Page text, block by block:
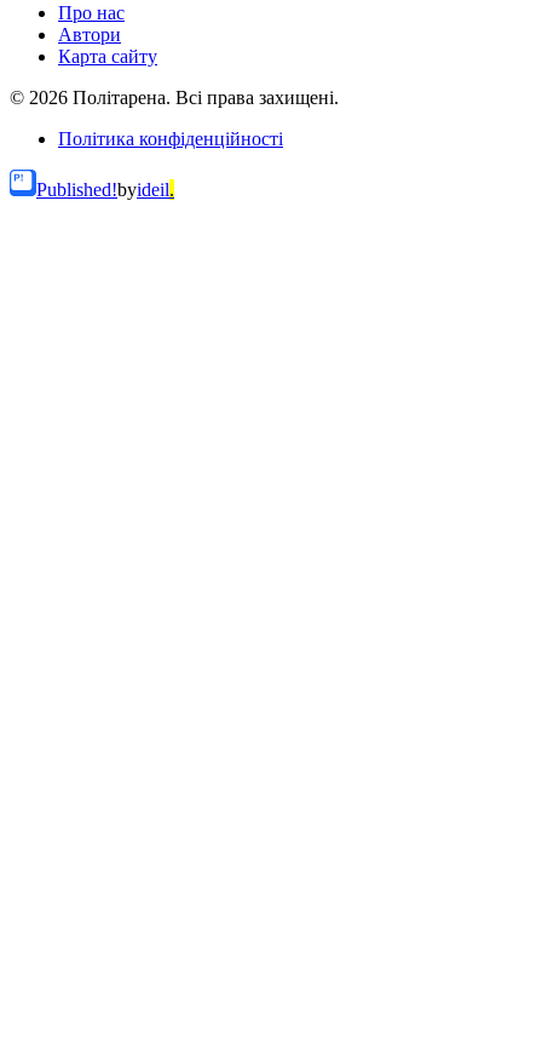
Про нас
Автори
Карта сайту
© 2026 Політарена. Всі права захищені.
Політика конфіденційності
Published!byideil.